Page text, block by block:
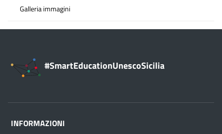
Galleria immagini
#SmartEducationUnescoSicilia
INFORMAZIONI